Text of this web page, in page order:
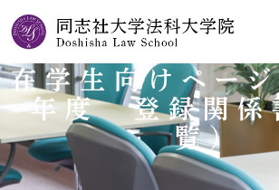
在学生向けペー
年度 登録関係
覧）